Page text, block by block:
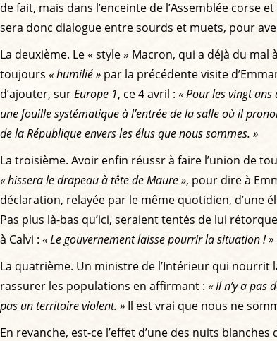
de fait, mais dans l’enceinte de l’Assemblée corse
sera donc dialogue entre sourds et muets, pour
La deuxième. Le « style » Macron, qui a déjà du
toujours « humilié » par la précédente visite
d’ajouter, surEurope 1, ce 4 avril : « Pour les vingt
une fouille systématique à l’entrée de la salle où il
de la République envers les élus que nous sommes. »
La troisième. Avoir enfin réussr à faire l’union de
« hissera le drapeau à tête de Maure », pour dire à
déclaration, relayée par le même quotidien, d’une
Pas plus là-bas qu’ici, seraient tentés de lui
à Calvi : « Le gouvernement laisse pourrir la situation ! »
La quatrième. Un ministre de l’Intérieur qui nourrit
rassurer les populations en affirmant : « Il n’y a pas
pas un territoire violent. » Il est vrai que nous ne
En revanche, est-ce l’effet d’une des nuits